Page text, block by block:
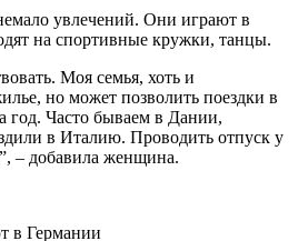
увлечений. Они играют в
на спортивные кружки, танцы.
Моя семья, хоть и
но может позволить поездки в
год. Часто бываем в Дании,
в Италию. Проводить отпуск у
– добавила женщина.
в Германии